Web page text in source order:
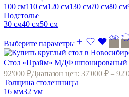
100 см110 см120 cм130 см70 см80 cм
Подстолье
30 см40 см50 см
Выберите параметры
Стол «Прайм» МДФ шпонированый
92'000 ₽Диапазон цен: 37'000 ₽ –
Толщина столешницы
16 мм32 мм